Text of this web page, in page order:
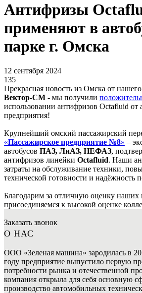
Антифризы
применяют в
парке г. Омска
12 сентября 2024
135
Прекрасная новость из Омска от
Вектор-СМ - мы получили
использовании антифризов Octafluid от
предприятия!
Крупнейший омский пассажирский
«Пассажирское предприятие №8» –
автобусов ПАЗ, ЛиАЗ, НЕФАЗ,
антифризов линейки Octafluid. Наши
затраты на обслуживание техники,
технической готовности и надёжность
Благодарим за отличную оценку наших
присоединяемся к высокой оценке
Заказать звонок
О НАС
ООО «Зеленая машина» зародилась в
году предприятие выпустило первую
потребности рынка и отечественной
компания открыла для себя основную
производство автомобильных